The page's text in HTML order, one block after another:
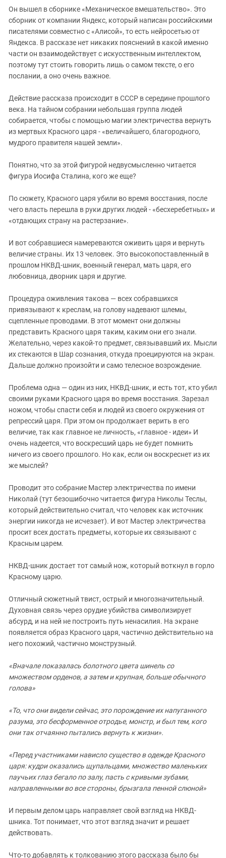
Он вышел в сборнике «Механическое вмешательство». Это
сборник от компании Яндекс, который написан российскими
писателями совместно с «Алисой», то есть нейросетью от
Яндекса. В рассказе нет никаких пояснений в какой именно
части он взаимодействует с искусственным интеллектом,
поэтому тут стоить говорить лишь о самом тексте, о его
послании, а оно очень важное.
Действие рассказа происходит в СССР в середине прошлого
века. На тайном собрании небольшая группа людей
собирается, чтобы с помощью магии электричества вернуть
из мертвых Красного царя - «величайшего, благородного,
мудрого правителя нашей земли».
Понятно, что за этой фигурой недвусмысленно читается
фигура Иосифа Сталина, кого же еще?
По сюжету, Красного царя убили во время восстания, после
чего власть перешла в руки других людей - «бесхеребетных» и
«отдающих страну на растерзание».
И вот собравшиеся намереваются оживить царя и вернуть
величие страны. Их 13 человек. Это высокопоставленный в
прошлом НКВД-шник, военный генерал, мать царя, его
любовница, дворник царя и другие.
Процедура оживления такова — всех собравшихся
привязывают к креслам, на голову надевают шлемы,
сцепленные проводами. В этот момент они должны
представить Красного царя таким, каким они его знали.
Желательно, через какой-то предмет, связывавший их. Мысли
их стекаются в Шар сознания, откуда проецируются на экран.
Дальше должно произойти и само телесное возрождение.
Проблема одна — один из них, НКВД-шник, и есть тот, кто убил
своими руками Красного царя во время восстания. Зарезал
ножом, чтобы спасти себя и людей из своего окружения от
репрессий царя. При этом он продолжает верить в его
величие, так как главное не личность, «главное - идеи» И
очень надеется, что воскресший царь не будет помнить
ничего из своего прошлого. Но как, если он воскреснет из их
же мыслей?
Проводит это собрание Мастер электричества по имени
Николай (тут безошибочно читается фигура Николы Теслы,
который действительно считал, что человек как источник
энергии никогда не исчезает). И вот Мастер электричества
просит всех достать предметы, которые их связывают с
Красным царем.
НКВД-шник достает тот самый нож, который воткнул в горло
Красному царю.
Отличный сюжетный твист, острый и многозначительный.
Духовная связь через орудие убийства символизирует
абсурд, и на ней не построить путь ненасилия. На экране
появляется образ Красного царя, частично действительно на
него похожий, частично монструзный.
«Вначале показалась болотного цвета шинель со
множеством орденов, а затем и крупная, больше обычного
голова»
«То, что они видели сейчас, это порождение их напуганного
разума, это бесформенное отродье, монстр, и был тем, кого
они так отчаянно пытались вернуть к жизни».
«Перед участниками нависло существо в одежде Красного
царя: кудри оказались щупальцами, множество маленьких
паучьих глаз бегало по залу, пасть с кривыми зубами,
направленными во все стороны, брызгала пенной слюной»
И первым делом царь направляет свой взгляд на НКВД-
шника. Тот понимает, что этот взгляд значит и решает
действовать.
Что-то добавлять к толкованию этого рассказа было бы